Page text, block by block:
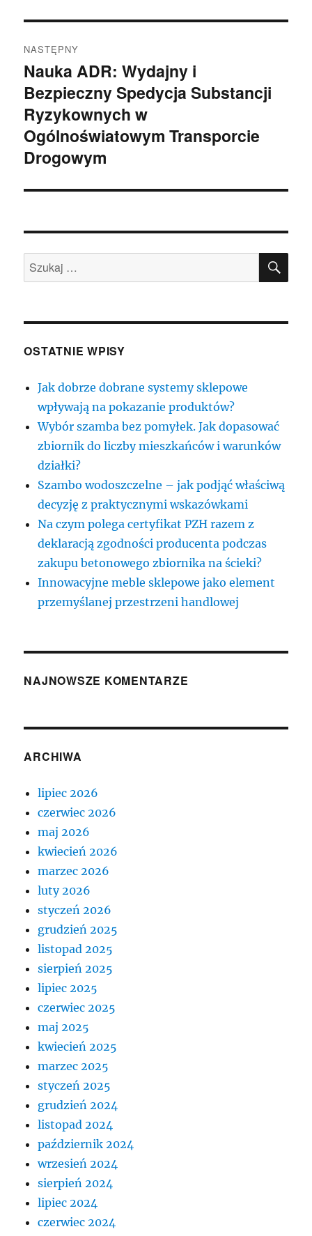
NASTĘPNY
Następny
wpis:
Nauka ADR: Wydajny i
Bezpieczny Spedycja Substancji
Ryzykownych w
Ogólnoświatowym Transporcie
Drogowym
Szukaj:
OSTATNIE WPISY
Jak dobrze dobrane systemy sklepowe
wpływają na pokazanie produktów?
Wybór szamba bez pomyłek. Jak dopasować
zbiornik do liczby mieszkańców i warunków
działki?
Szambo wodoszczelne – jak podjąć właściwą
decyzję z praktycznymi wskazówkami
Na czym polega certyfikat PZH razem z
deklaracją zgodności producenta podczas
zakupu betonowego zbiornika na ścieki?
Innowacyjne meble sklepowe jako element
przemyślanej przestrzeni handlowej
NAJNOWSZE KOMENTARZE
ARCHIWA
lipiec 2026
czerwiec 2026
maj 2026
kwiecień 2026
marzec 2026
luty 2026
styczeń 2026
grudzień 2025
listopad 2025
sierpień 2025
lipiec 2025
czerwiec 2025
maj 2025
kwiecień 2025
marzec 2025
styczeń 2025
grudzień 2024
listopad 2024
październik 2024
wrzesień 2024
sierpień 2024
lipiec 2024
czerwiec 2024